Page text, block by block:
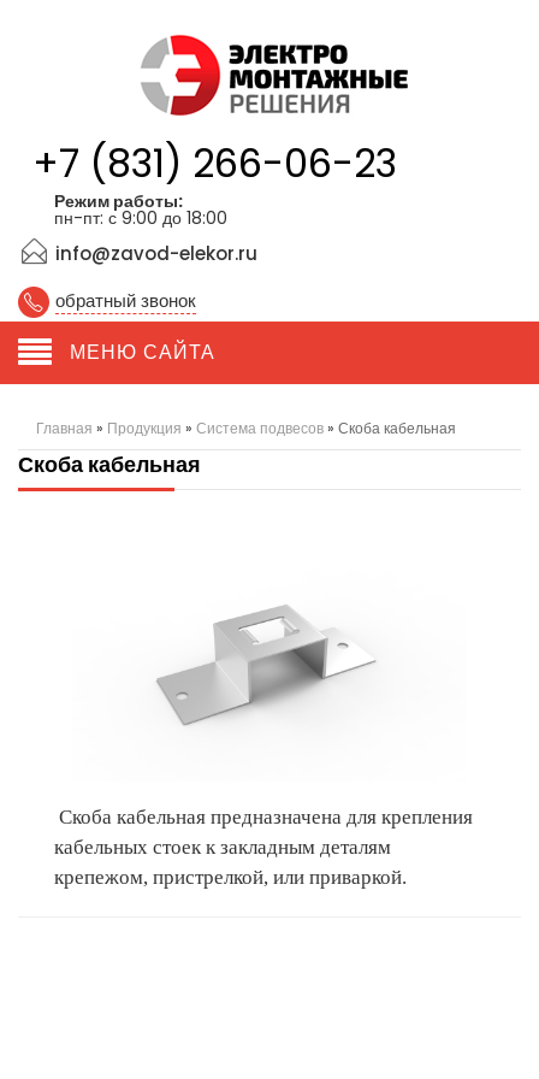
+7 (831) 266-06-23
Режим работы:
пн-пт: с 9:00 до 18:00
info@zavod-elekor.ru
обратный звонок
МЕНЮ САЙТА
Главная » Продукция » Система подвесов» Скоба кабельная
Скоба кабельная
Скоба кабельная предназначена для крепления
кабельных стоек к закладным деталям
крепежом, пристрелкой, или приваркой.